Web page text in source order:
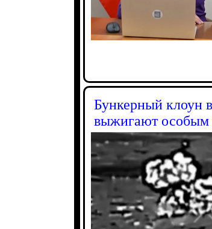
Бункерный клоун
выжигают